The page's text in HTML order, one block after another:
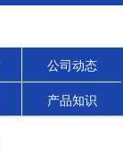
公司动态
产品知识